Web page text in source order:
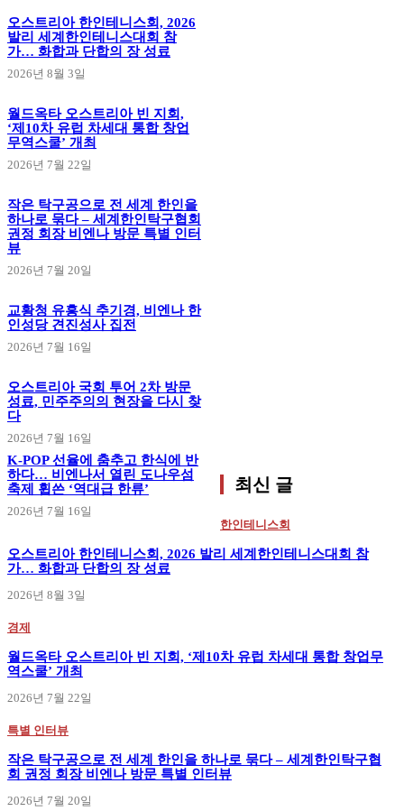
오스트리아 한인테니스회, 2026
발리 세계한인테니스대회 참
가… 화합과 단합의 장 성료
2026년 8월 3일
월드옥타 오스트리아 빈 지회,
‘제10차 유럽 차세대 통합 창업
무역스쿨’ 개최
2026년 7월 22일
작은 탁구공으로 전 세계 한인을
하나로 묶다 – 세계한인탁구협회
권정 회장 비엔나 방문 특별 인터
뷰
2026년 7월 20일
교황청 유흥식 추기경, 비엔나 한
인성당 견진성사 집전
2026년 7월 16일
오스트리아 국회 투어 2차 방문
성료, 민주주의의 현장을 다시 찾
다
2026년 7월 16일
K-POP 선율에 춤추고 한식에 반
하다… 비엔나서 열린 도나우섬
축제 휩쓴 ‘역대급 한류’
2026년 7월 16일
최신 글
한인테니스회
오스트리아 한인테니스회, 2026 발리 세계한인테니스대회 참
가… 화합과 단합의 장 성료
2026년 8월 3일
경제
월드옥타 오스트리아 빈 지회, ‘제10차 유럽 차세대 통합 창업무
역스쿨’ 개최
2026년 7월 22일
특별 인터뷰
작은 탁구공으로 전 세계 한인을 하나로 묶다 – 세계한인탁구협
회 권정 회장 비엔나 방문 특별 인터뷰
2026년 7월 20일